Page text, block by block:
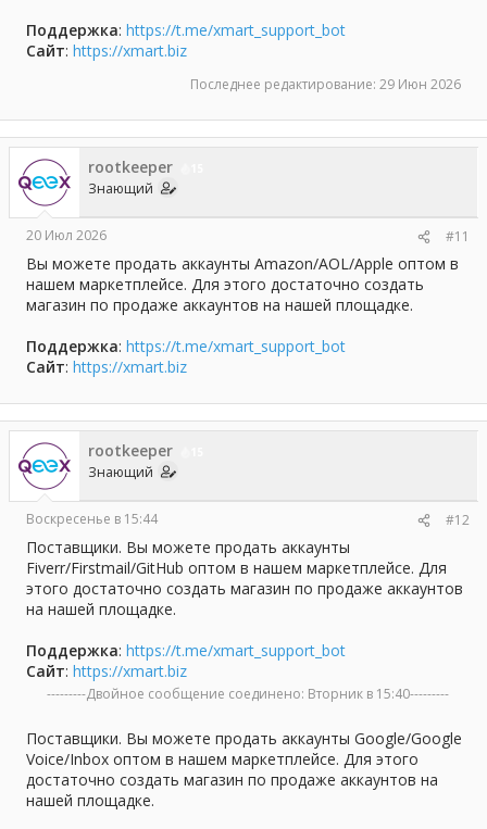
Поддержка: https://t.me/xmart_support_bot
Сайт: https://xmart.biz
Последнее редактирование: 29 Июн 2026
rootkeeper
Знающий
20 Июл 2026 #11
Вы можете продать аккаунты Amazon/AOL/Apple оптом в
нашем маркетплейсе. Для этого достаточно создать
магазин по продаже аккаунтов на нашей площадке.
Поддержка: https://t.me/xmart_support_bot
Сайт: https://xmart.biz
rootkeeper
Знающий
Воскресенье в 15:44 #12
Поставщики. Вы можете продать аккаунты
Fiverr/Firstmail/GitHub оптом в нашем маркетплейсе. Для
этого достаточно создать магазин по продаже аккаунтов
на нашей площадке.
Поддержка: https://t.me/xmart_support_bot
Сайт: https://xmart.biz
---------Двойное сообщение соединено: Вторник в 15:40---------
Поставщики. Вы можете продать аккаунты Google/Google
Voice/Inbox оптом в нашем маркетплейсе. Для этого
достаточно создать магазин по продаже аккаунтов на
нашей площадке.